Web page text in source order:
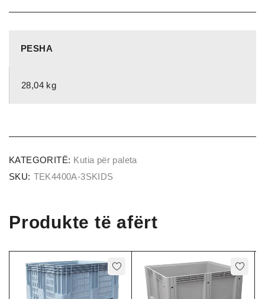
PESHA
28,04 kg
KATEGORITË: Kutia për paleta
SKU: TEK4400A-3SKIDS
Produkte të afërt